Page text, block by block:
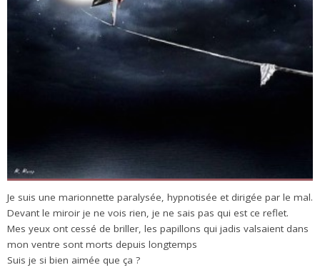
Je suis une marionnette paralysée, hypnotisée et dirigée par le mal.
Devant le miroir je ne vois rien, je ne sais pas qui est ce reflet.
Mes yeux ont cessé de briller, les papillons qui jadis valsaient dans
mon ventre sont morts depuis longtemps
Suis je si bien aimée que ça ?